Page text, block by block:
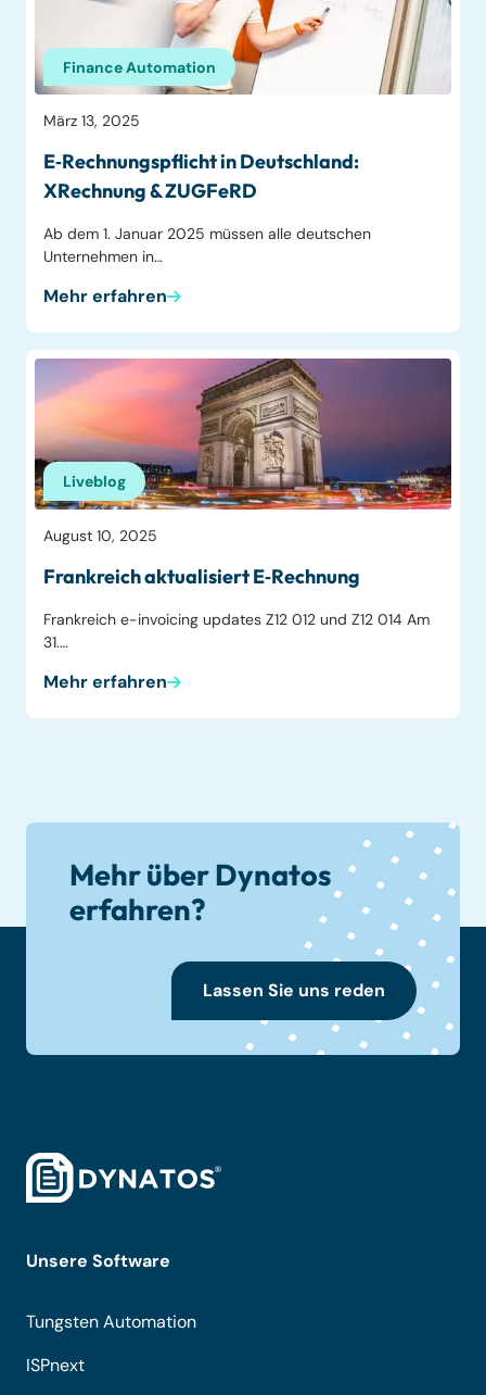
Finance Automation
März 13, 2025
E‑Rechnungspflicht in Deutschland:
XRechnung & ZUGFeRD
Ab dem 1. Januar 2025 müssen alle deutschen
Unternehmen in…
Mehr erfahren
Liveblog
August 10, 2025
Frankreich aktualisiert E‑Rechnung
Frankreich e-invoicing updates Z12 012 und Z12 014 Am
31.…
Mehr erfahren
Mehr über Dynatos
erfahren?
Lassen Sie uns reden
Unsere Software
Tungsten Automation
ISPnext